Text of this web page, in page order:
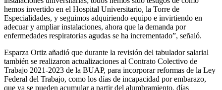
hemos invertido en el Hospital Universitario, la Torre de
Especialidades, y seguimos adquiriendo equipo e invirtiendo en
adecuar y ampliar instalaciones, ahora que la demanda por
enfermedades respiratorias agudas se ha incrementado”, señaló.
Esparza Ortiz añadió que durante la revisión del tabulador salarial
también se realizaron actualizaciones al Contrato Colectivo de
Trabajo 2021-2023 de la BUAP, para incorporar reformas de la Ley
Federal del Trabajo, como los días de incapacidad por embarazo,
que ya se pueden acumular a partir del alumbramiento, días